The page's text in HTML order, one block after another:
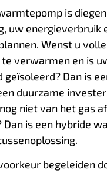
is
uw energieverbruik
Wenst u
verwarmen en is
geïsoleerd? Dan is
duurzame
niet van het gas
Dan is een hybride
begeleiden